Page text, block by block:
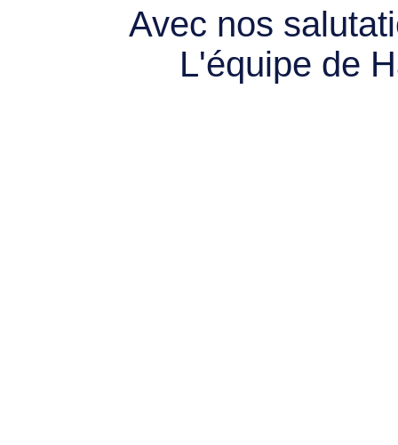
Avec nos
L'équipe de